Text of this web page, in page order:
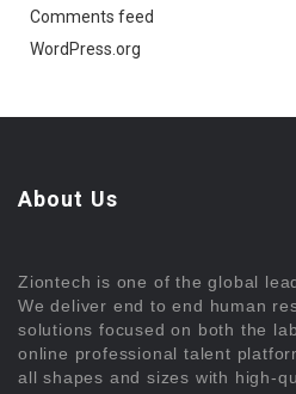
Comments feed
WordPress.org
About Us
Ziontech is one of the global
We deliver end to end human
solutions focused on both the
online professional talent
all shapes and sizes with high-